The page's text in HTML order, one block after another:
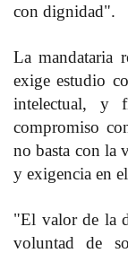
con dignidad".
La mandataria
exige estudio
intelectual, y
compromiso
no basta con la
y exigencia en
"El valor de la
voluntad de